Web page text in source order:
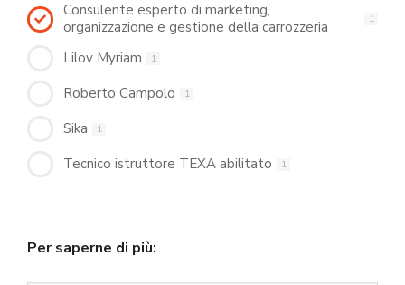
Consulente esperto di marketing,
organizzazione e gestione della carrozzeria
1
Lilov Myriam 1
Roberto Campolo 1
Sika 1
Tecnico istruttore TEXA abilitato 1
Per saperne di più: